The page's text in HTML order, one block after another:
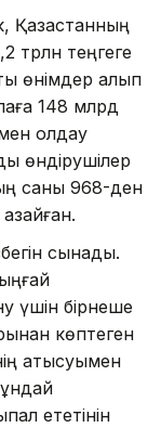
трлн теңгеге
өнімдер алып
148 млрд
қолдау
өндірушілер
саны 968-ден
сынады.
үшін бірнеше
көптеген
қатысуымен
ететінін